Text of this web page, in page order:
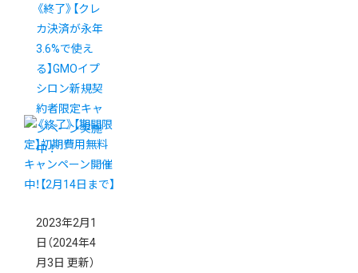
《終了》【クレ
カ決済が永年
3.6%で使え
る】GMOイプ
シロン新規契
約者限定キャ
ンペーン実施
中 ！
2023年2月1
日 （2024年4
月3日 更新）